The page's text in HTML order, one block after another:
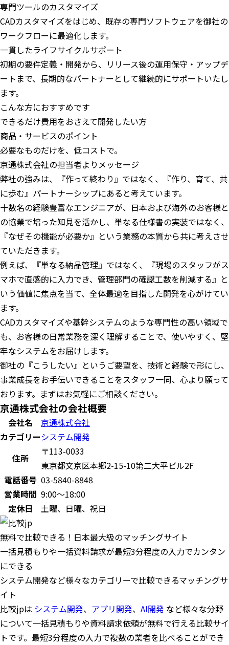
専門ツールのカスタマイズ
CADカスタマイズをはじめ、既存の専門ソフトウェアを御社の
ワークフローに最適化します。
一貫したライフサイクルサポート
初期の要件定義・開発から、リリース後の運用保守・アップデ
ートまで、長期的なパートナーとして継続的にサポートいたし
ます。
こんな方におすすめです
できるだけ費用をおさえて開発したい方
商品・サービスのポイント
必要なものだけを、低コストで。
京通株式会社の担当者よりメッセージ
弊社の強みは、『作って終わり』ではなく、『作り、育て、共
に歩む』パートナーシップにあると考えています。
十数名の経験豊富なエンジニアが、日本および海外のお客様と
の協業で培った知見を活かし、単なる仕様書の実装ではなく、
『なぜその機能が必要か』という業務の本質から共に考えさせ
ていただきます。
例えば、『単なる納品管理』ではなく、『現場のスタッフがス
マホで直感的に入力でき、管理部門の確認工数を削減する』と
いう価値に焦点を当て、全体最適を目指した開発を心がけてい
ます。
CADカスタマイズや基幹システムのような専門性の高い領域で
も、お客様の日常業務を深く理解することで、使いやすく、堅
牢なシステムをお届けします。
御社の『こうしたい』というご要望を、技術と経験で形にし、
事業成長をお手伝いできることをスタッフ一同、心より願って
おります。まずはお気軽にご相談ください。
京通株式会社の会社概要
会社名
京通株式会社
カテゴリーシステム開発
住所
〒113-0033
東京都文京区本郷2-15-10第二大平ビル2F
電話番号 03-5840-8848
営業時間 9:00～18:00
定休日
土曜、日曜、祝日
無料で比較できる！日本最大級のマッチングサイト
一括見積もりや一括資料請求が最短3分程度の入力でカンタン
にできる
システム開発など様々なカテゴリーで比較できるマッチングサ
イト
比較jpは システム開発、 アプリ開発、 AI開発 など様々な分野
について一括見積もりや資料請求依頼が無料で行える比較サイ
トです。最短3分程度の入力で複数の業者を比べることができ